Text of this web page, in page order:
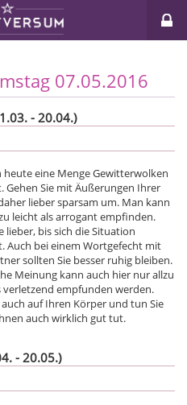
07.05.2016
- 20.04.)
heute eine Menge Gewitterwolken
Gehen Sie mit Äußerungen Ihrer
lieber sparsam um. Man kann
leicht als arrogant empfinden.
lieber, bis sich die Situation
Auch bei einem Wortgefecht mit
sollten Sie besser ruhig bleiben.
Meinung kann auch hier nur allzu
verletzend empfunden werden.
auch auf Ihren Körper und tun Sie
auch wirklich gut tut.
- 20.05.)